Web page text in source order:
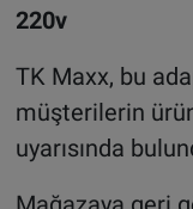
220v
TK Maxx, bu
müşterilerin
uyarısında